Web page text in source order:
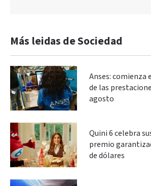
Más leidas de Sociedad
Anses: comienza
de las
agosto
Quini 6 celebra
premio
de dólares